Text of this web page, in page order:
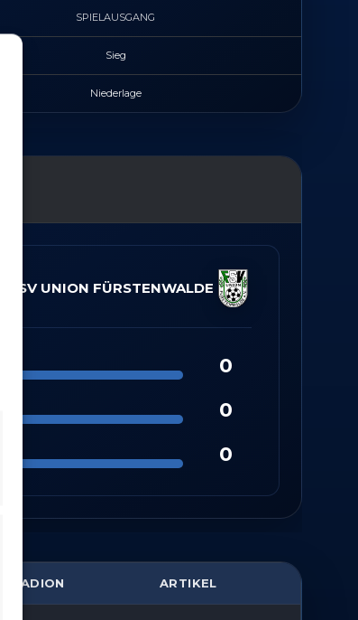
SPIELAUSGANG
Sieg
Niederlage
FSV UNION FÜRSTENWALDE
0
0
0
STADION ARTIKEL